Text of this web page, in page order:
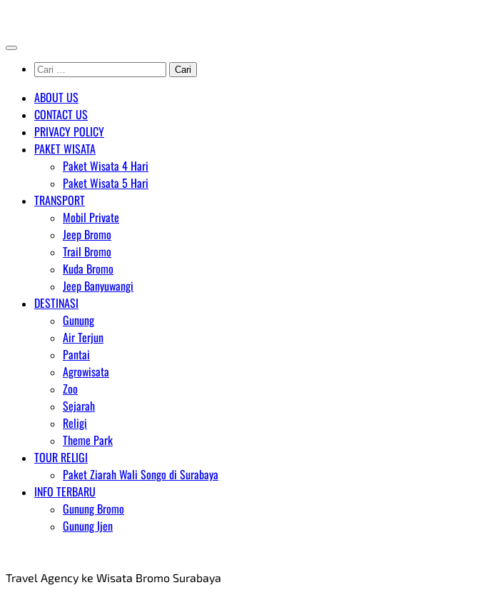
content
Cari
untuk:
ABOUT US
CONTACT US
PRIVACY POLICY
PAKET WISATA
Paket Wisata 4 Hari
Paket Wisata 5 Hari
TRANSPORT
Mobil Private
Jeep Bromo
Trail Bromo
Kuda Bromo
Jeep Banyuwangi
DESTINASI
Gunung
Air Terjun
Pantai
Agrowisata
Zoo
Sejarah
Religi
Theme Park
TOUR RELIGI
Paket Ziarah Wali Songo di Surabaya
INFO TERBARU
Gunung Bromo
Gunung Ijen
Travel Agency ke Wisata Bromo Surabaya